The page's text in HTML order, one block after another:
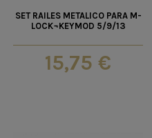
SET RAILES METALICO PARA M-
LOCK¬KEYMOD 5/9/13
15,75 €